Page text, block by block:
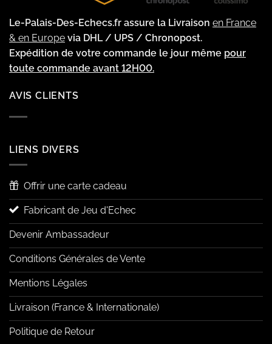
Le-Palais-Des-Echecs.fr assure la Livraison en France
& en Europe via DHL / UPS / Chronopost.
Expédition de votre commande le jour même pour
toute commande avant 12H00.
AVIS CLIENTS
LIENS DIVERS
Offrir une carte cadeau
Fabricant de Jeu d'Echec
Devenir Ambassadeur
Conditions Générales de Vente
Mentions Légales
Livraison (France & Internationale)
Politique de Retour